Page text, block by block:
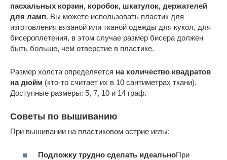
пасхальных корзин, коробок, шкатулок, держателей
для ламп. Вы можете использовать пластик для
изготовления вязаной или тканой одежды для кукол, для
бисероплетения, в этом случае размер бисера должен
быть больше, чем отверстие в пластике.
Размер холста определяется на количество квадратов
на дюйм (кто-то считает их в 10 сантиметрах ткани).
Доступные размеры: 5, 7, 10 и 14 граф.
Советы по вышиванию
При вышивании на пластиковом острие иглы:
Подложку трудно сделать идеальноПри